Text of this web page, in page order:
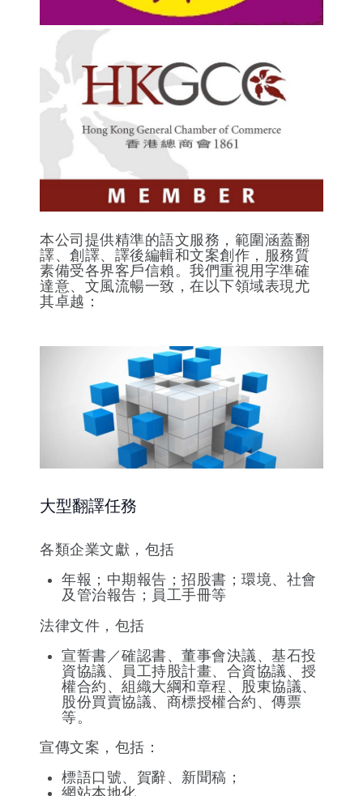
本公司提供精準的語文服務，範圍涵蓋翻
譯、創譯、譯後編輯和文案創作，服務質
素備受各界客戶信賴。我們重視用字準確
達意、文風流暢一致，在以下領域表現尤
其卓越：
大型翻譯任務
各類企業文獻，包括
年報；中期報告；招股書；環境、社會
及管治報告；員工手冊等
法律文件，包括
宣誓書／確認書、董事會決議、基石投
資協議、員工持股計畫、合資協議、授
權合約、組織大綱和章程、股東協議、
股份買賣協議、商標授權合約、傳票
等。
宣傳文案，包括：
標語口號、賀辭、新聞稿；